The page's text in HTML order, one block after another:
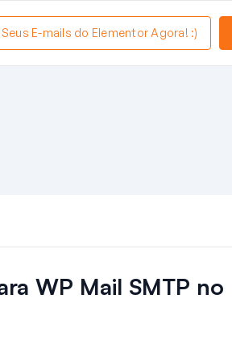
E-mails do Elementor Agora! :)
WP Mail SMTP no